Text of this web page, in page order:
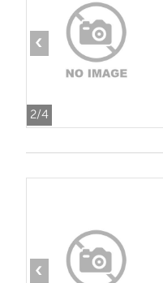
2/4
‹
‹